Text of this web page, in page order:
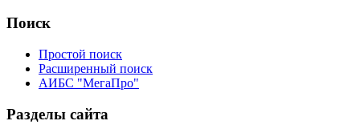
Поиск
Простой поиск
Расширенный поиск
АИБС "МегаПро"
Разделы сайта